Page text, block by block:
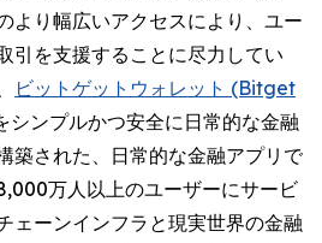
より幅広いアクセスにより、ユー
引を支援することに尽力してい
ビットゲットウォレット (Bitget
シンプルかつ安全に日常的な金融
築された、日常的な金融アプリで
万人以上のユーザーにサービ
ェーンインフラと現実世界の金融